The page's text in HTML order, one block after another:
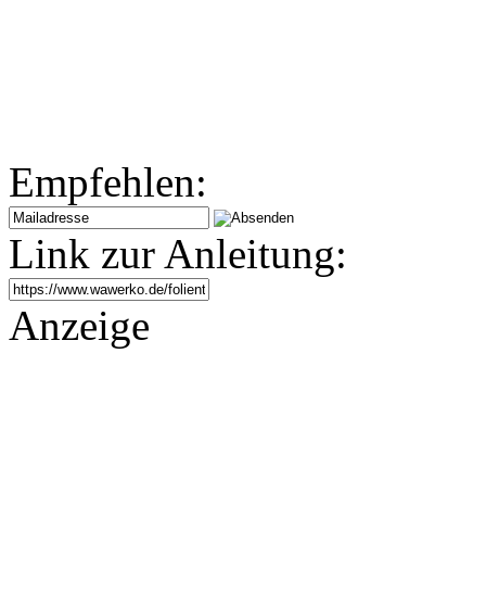
Empfehlen:
Link zur Anleitung:
Anzeige